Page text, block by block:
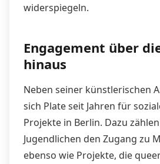
widerspiegeln.
Engagement über
hinaus
Neben seiner künstlerischen
sich Plate seit Jahren für
Projekte in Berlin. Dazu
Jugendlichen den Zugang zu
ebenso wie Projekte, die